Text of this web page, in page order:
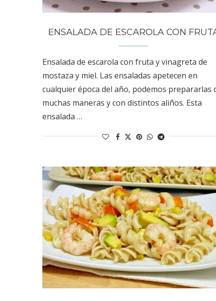
ENSALADA DE ESCAROLA CON
Ensalada de escarola con fruta y vinagreta de
mostaza y miel. Las ensaladas apetecen en
cualquier época del año, podemos prepararlas
muchas maneras y con distintos aliños. Esta
ensalada …